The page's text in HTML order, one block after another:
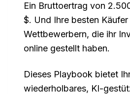
Ein Bruttoertrag von
$. Und Ihre besten
Wettbewerbern, die ihr
online gestellt haben.
Dieses Playbook bietet
wiederholbares, KI-